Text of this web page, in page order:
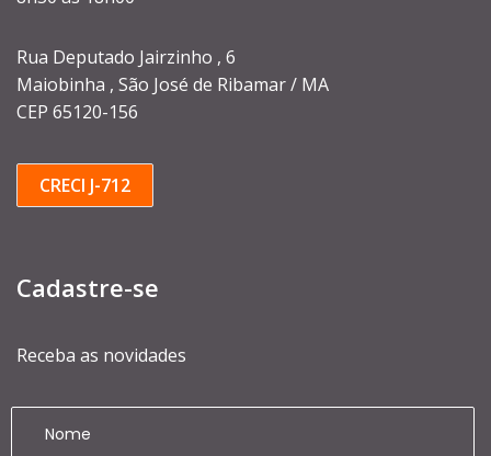
Rua Deputado Jairzinho , 6
Maiobinha , São José de Ribamar / MA
CEP 65120-156
CRECI J-712
Cadastre-se
Receba as novidades